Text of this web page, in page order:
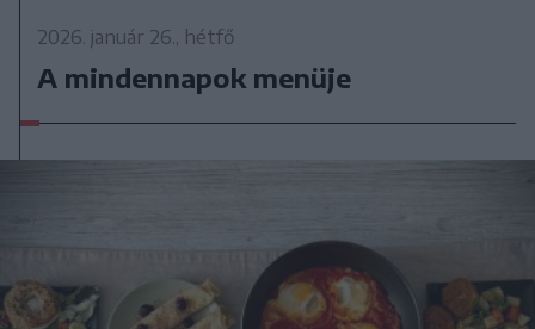
2026. január 26., hétfő
A mindennapok menüje